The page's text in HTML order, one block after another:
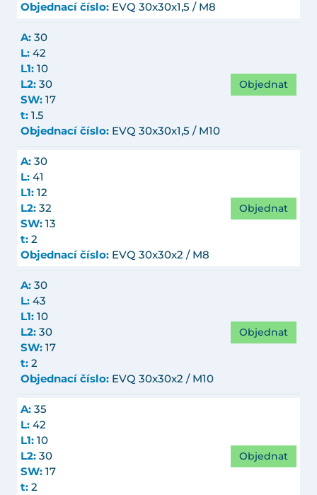
Objednací číslo: EVQ 30x30x1,5 / M8
A: 30
L: 42
L1: 10
L2: 30
SW: 17
t: 1.5
Objednací číslo: EVQ 30x30x1,5 / M10
Objednat
A: 30
L: 41
L1: 12
L2: 32
SW: 13
t: 2
Objednací číslo: EVQ 30x30x2 / M8
Objednat
A: 30
L: 43
L1: 10
L2: 30
SW: 17
t: 2
Objednací číslo: EVQ 30x30x2 / M10
Objednat
A: 35
L: 42
L1: 10
L2: 30
SW: 17
t: 2
Objednat